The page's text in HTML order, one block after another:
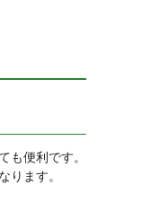
も便利です。
ります。